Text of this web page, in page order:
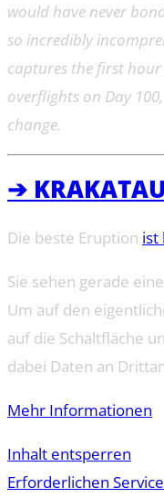
would have never
so incredibly
captures the first
overflights on Day
change.
➔
Die beste Eruption ist
Sie sehen gerade
Um auf den
auf die Schaltfläche
dabei Daten an
Mehr Informationen
Inhalt entsperren
Erforderlichen